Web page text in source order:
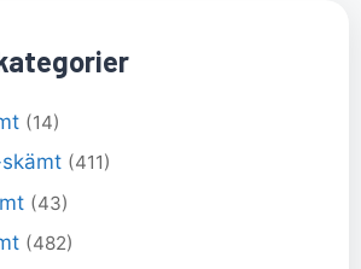
(14)
(411)
(43)
(482)